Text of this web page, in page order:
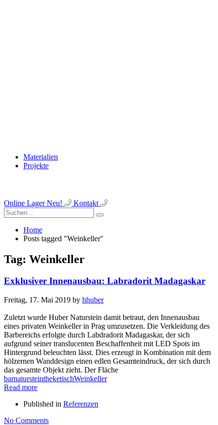
Materialien
Projekte
Online LagerNeu! Kontakt
Home
Posts tagged "Weinkeller"
Tag: Weinkeller
Exklusiver Innenausbau: Labradorit Madagaskar
Freitag, 17. Mai 2019 by hhuber
Zuletzt wurde Huber Naturstein damit betraut, den Innenausbau
eines privaten Weinkeller in Prag umzusetzen. Die Verkleidung des
Barbereichs erfolgte durch Labdradorit Madagaskar, der sich
aufgrund seiner translucenten Beschaffenheit mit LED Spots im
Hintergrund beleuchten lässt. Dies erzeugt in Kombination mit dem
hölzernen Wanddesign einen edlen Gesamteindruck, der sich durch
das gesamte Objekt zieht. Der Fläche
barnatursteintheketischWeinkeller
Read more
Published in Referenzen
No Comments